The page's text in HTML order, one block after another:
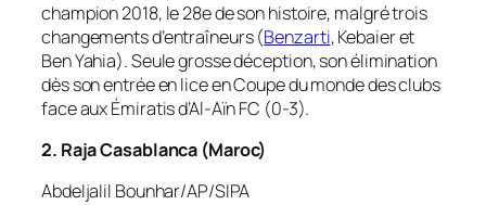
champion 2018, le 28e de son histoire, malgré trois
changements d’entraîneurs (Benzarti, Kebaier et
Ben Yahia). Seule grosse déception, son élimination
dès son entrée en lice en Coupe du monde des clubs
face aux Émiratis d’Al-Aïn FC (0-3).
2. Raja Casablanca (Maroc)
Abdeljalil Bounhar/AP/SIPA